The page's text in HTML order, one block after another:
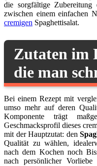
die sorgfältige Zubereitung
zwischen einem einfachen
cremigen Spaghettisalat.
Zutaten im
die man
Bei einem Rezept mit
umso mehr auf deren
Komponente trägt
Geschmacksprofil dieses
mit der Hauptzutat: den
Qualität zu wählen,
nach dem Kochen noch
nach persönlicher